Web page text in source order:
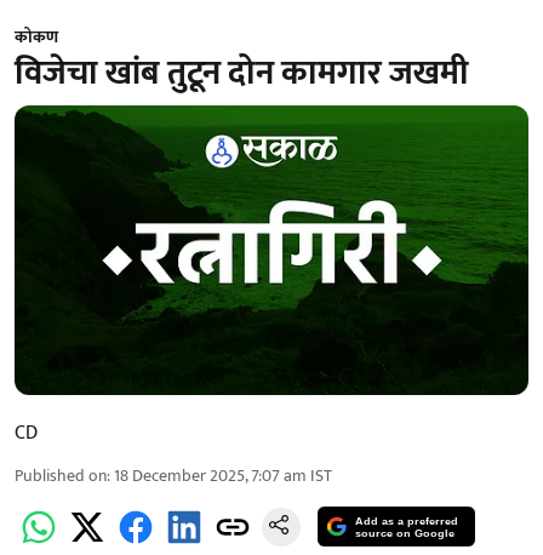
कोकण
विजेचा खांब तुटून दोन कामगार जखमी
CD
Published on:18 December 2025, 7:07 am IST
Add as a preferred
source on Google